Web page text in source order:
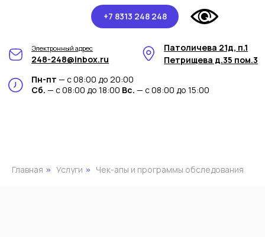
+7 8313 248 248
Пн-пт — с 08:00 до 20:00
Сб.— с 08:00 до 18:00Вс.— с 08:00 до 15:00
Главная » Услуги » Чек-апы и программы обследования